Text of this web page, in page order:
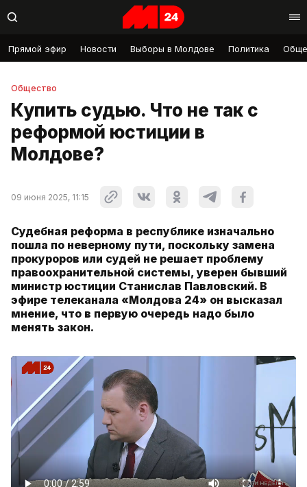
Прямой эфир Новости Выборы в Молдове Политика
Общество
Купить судью. Что не так с
реформой юстиции в
Молдове?
09 июня 2025, 11:15
Судебная реформа в республике изначально
пошла по неверному пути, поскольку замена
прокуроров или судей не решает проблему
правоохранительной системы, уверен бывший
министр юстиции Станислав Павловский. В
эфире телеканала «Молдова 24» он высказал
мнение, что в первую очередь надо было
менять закон.